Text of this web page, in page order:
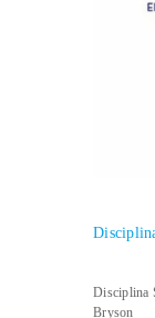
Disciplina
Bryson